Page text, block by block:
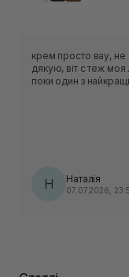
крем просто вау, не
дякую, віт с теж моя
поки один з
Н Наталія
07.07.2026,